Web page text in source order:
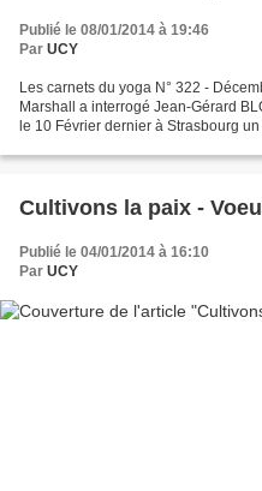
Publié le 08/01/2014 à 19:46
Par UCY
Les carnets du yoga N° 322 -
Marshall a interrogé Jean-Gérard
le 10 Février dernier à Strasbourg
Cultivons la paix -
Publié le 04/01/2014 à 16:10
Par UCY